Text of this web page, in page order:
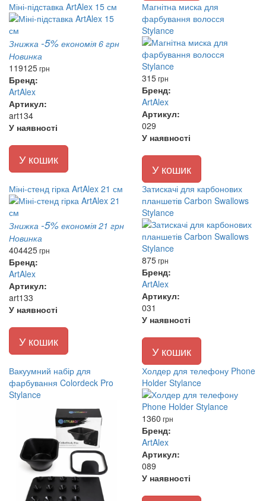
Міні-підставка ArtAlex 15 см
Знижка -5% економія 6 грн
Новинка
119125грн
Бренд:
ArtAlex
Артикул:
art134
У наявності
У кошик
Магнітна миска для
фарбування волосся
Stylance
315грн
Бренд:
ArtAlex
Артикул:
029
У наявності
У кошик
Міні-стенд гірка ArtAlex 21 см
Знижка -5% економія 21 грн
Новинка
404425грн
Бренд:
ArtAlex
Артикул:
art133
У наявності
У кошик
Затискачі для карбонових
планшетів Carbon Swallows
Stylance
875грн
Бренд:
ArtAlex
Артикул:
031
У наявності
У кошик
Вакуумний набір для
фарбування Colordeck Pro
Stylance
Холдер для телефону Phone
Holder Stylance
1360 грн
Бренд:
ArtAlex
Артикул:
089
У наявності